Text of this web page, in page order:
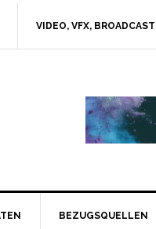
VIDEO, VFX, BROADCAST
BEZUGSQUELLEN